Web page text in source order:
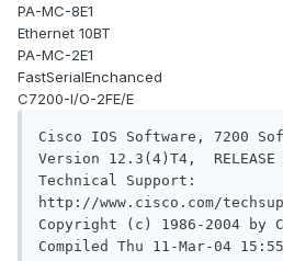
PA-MC-8E1
Ethernet 10BT
PA-MC-2E1
FastSerialEnchanced
C7200-I/O-2FE/E
Cisco IOS Software, 7200
Version 12.3(4)T4,  RELEASE
Technical Support:
http://www.cisco.com/
Copyright (c) 1986-2004 by
Compiled Thu 11-Mar-04